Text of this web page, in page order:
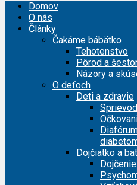
Domov
O nás
Články
Čakáme bábätko
Tehotenstvo
Pôrod a
Názory a
O deťoch
Deti a zdravie
Dojčiatko a
Dojčenie